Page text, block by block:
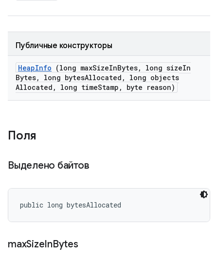
Публичные конструкторы
HeapInfo (long maxSizeInBytes, long sizeIn
Bytes, long bytesAllocated ,
long objects
Allocated , long timeStamp , byte reason)
Поля
Выделено байтов
public long bytesAllocated
maxSizeInBytes